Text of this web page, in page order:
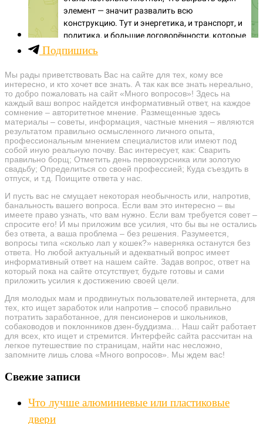
Подпишись
Мы рады приветствовать Вас на сайте для тех, кому все
интересно, и кто хочет все знать. А так как все знать нереально,
то добро пожаловать на сайт «Много вопросов»! Здесь на
каждый ваш вопрос найдется информативный ответ, на каждое
сомнение – авторитетное мнение. Размещенные здесь
материалы – советы, информация, частные мнения – являются
результатом правильно осмысленного личного опыта,
профессиональным мнением специалистов или имеют под
собой иную реальную почву. Вас интересует, как: Сварить
правильно борщ; Отметить день первокурсника или золотую
свадьбу; Определиться со своей профессией; Куда съездить в
отпуск, и т.д. Поищите ответа у нас.
И пусть вас не смущает некоторая необычность или, напротив,
банальность вашего вопроса. Если вам это интересно – вы
имеете право узнать, что вам нужно. Если вам требуется совет –
спросите его! И мы приложим все усилия, что бы вы не остались
без ответа, а ваша проблема – без решения. Разумеется,
вопросы типа «сколько лап у кошек?» наверняка останутся без
ответа. Но любой актуальный и адекватный вопрос имеет
информативный ответ на нашем сайте. Задав вопрос, ответ на
который пока на сайте отсутствует, будьте готовы и сами
приложить усилия к достижению своей цели.
Для молодых мам и продвинутых пользователей интернета, для
тех, кто ищет заработок или напротив – способ правильно
потратить заработанное, для пенсионеров и школьников,
собаководов и поклонников дзен-буддизма… Наш сайт работает
для всех, кто ищет и стремится. Интерфейс сайта рассчитан на
легкое путешествие по страницам, найти нас несложно,
запомните лишь слова «Много вопросов». Мы ждем вас!
Свежие записи
Что лучше алюминиевые или пластиковые
двери